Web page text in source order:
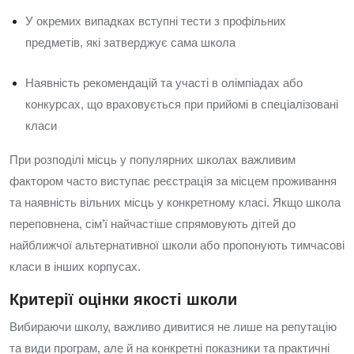
У окремих випадках вступні тести з профільних
предметів, які затверджує сама школа
Наявність рекомендацій та участі в олімпіадах або
конкурсах, що враховується при прийомі в спеціалізовані
класи
При розподілі місць у популярних школах важливим
фактором часто виступає реєстрація за місцем проживання
та наявність вільних місць у конкретному класі. Якщо школа
переповнена, сім’ї найчастіше спрямовують дітей до
найближчої альтернативної школи або пропонують тимчасові
класи в інших корпусах.
Критерії оцінки якості школи
Вибираючи школу, важливо дивитися не лише на репутацію
та види програм, але й на конкретні показники та практичні